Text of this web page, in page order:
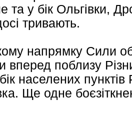
та у бік Ольгівки,
тривають.
напрямку Сили
вперед поблизу
бік населених
Ще одне